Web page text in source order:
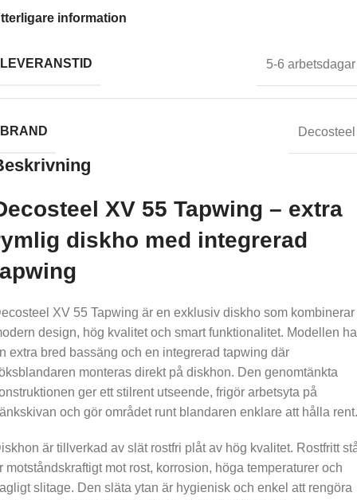
information
LEVERANSTID 5-6 arbetsdagar
BRAND Decosteel
XV 55 Tapwing – extra
diskho med integrerad
XV 55 Tapwing är en exklusiv diskho som kombinerar
design, hög kvalitet och smart funktionalitet. Modellen
extra bred bassäng och en integrerad tapwing där
monteras direkt på diskhon. Den genomtänkta
ger ett stilrent utseende, frigör arbetsyta på
och gör området runt blandaren enklare att hålla rent.
är tillverkad av slät rostfri plåt av hög kvalitet. Rostfritt
motståndskraftigt mot rost, korrosion, höga temperaturer och
slitage. Den släta ytan är hygienisk och enkel att rengöra